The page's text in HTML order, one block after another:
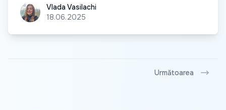
Vlada Vasilachi
Vlada Vasilachi
18.06.2025
Următoarea